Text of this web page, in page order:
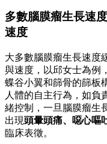
多數腦膜瘤生長速
速度
大多數腦膜瘤生長速度
與速度，以邱女士為例
蝶谷小翼和篩骨的篩板
人體的自主行為，如負
緒控制，一旦腦膜瘤生
出現頭暈頭痛、噁心嘔
臨床表徵。